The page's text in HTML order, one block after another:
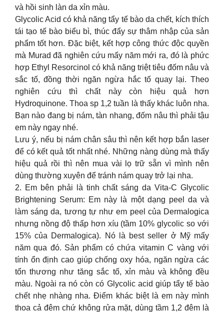
và hồi sinh làn da xỉn màu.
Glycolic Acid có khả năng tẩy tế bào da chết, kích thích
tái tạo tế bào biểu bì, thúc đẩy sự thâm nhập của sản
phẩm tốt hơn. Đặc biệt, kết hợp công thức độc quyền
mà Murad đã nghiên cứu mấy năm mới ra, đó là phức
hợp Ethyl Resorcinol có khả năng triệt tiêu đốm nâu và
sắc tố, đồng thời ngăn ngừa hắc tố quay lại. Theo
nghiên cứu thì chất này còn hiệu quả hơn
Hydroquinone. Thoa sp 1,2 tuần là thấy khác luôn nha.
Bạn nào đang bị nám, tàn nhang, đốm nâu thì phải tậu
em này ngay nhé.
Lưu ý, nếu bị nám chân sâu thì nên kết hợp bắn laser
để có kết quả tốt nhất nhé. Những nàng dùng mà thấy
hiệu quả rồi thì nên mua vài lọ trữ sẵn vì mình nên
dùng thường xuyên để tránh nám quay trở lại nha.
2. Em bên phải là tinh chất sáng da Vita-C Glycolic
Brightening Serum: Em này là một dạng peel da và
làm sáng da, tương tự như em peel của Dermalogica
nhưng nồng độ thấp hơn xíu (tầm 10% glycolic so với
15% của Dermalogica). Nó là best seller ở Mỹ mấy
năm qua đó. Sản phẩm có chứa vitamin C vàng với
tính ổn định cao giúp chống oxy hóa, ngăn ngừa các
tổn thương như tăng sắc tố, xỉn màu và không đều
màu. Ngoài ra nó còn có Glycolic acid giúp tẩy tế bào
chết nhẹ nhàng nha. Điểm khác biệt là em này mình
thoa cả đêm chứ không rửa mặt, dùng tầm 1,2 đêm là